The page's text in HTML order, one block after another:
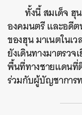
ทั้งนี้ สมเด็จ ฮุ
องคมนตรี และอดีต
ของฮุน มาเนตในเ
ยังเดินทางมาตรว
พื้นที่ทางชายแดนที่
ร่วมกับผู้บัญชาการ